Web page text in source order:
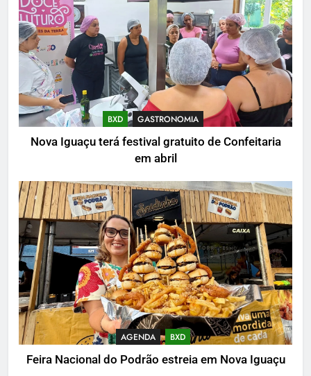
BXD GASTRONOMIA
Nova Iguaçu terá festival gratuito de Confeitaria
em abril
AGENDA BXD
Feira Nacional do Podrão estreia em Nova Iguaçu